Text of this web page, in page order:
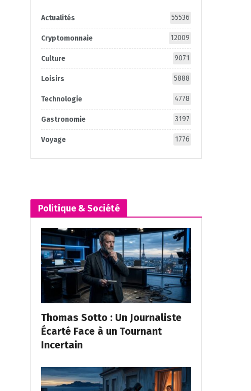
Actualités 55536
Cryptomonnaie 12009
Culture 9071
Loisirs 5888
Technologie 4778
Gastronomie 3197
Voyage 1776
Politique & Société
Thomas Sotto : Un Journaliste
Écarté Face à un Tournant
Incertain